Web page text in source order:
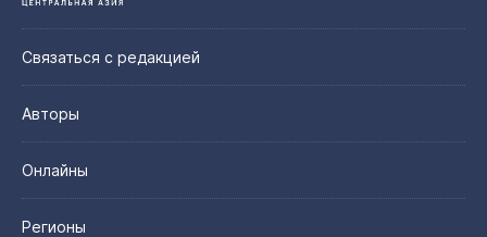
Связаться с редакцией
Авторы
Онлайны
Регионы